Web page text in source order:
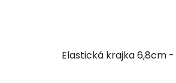
Elastická krajka 6,8cm